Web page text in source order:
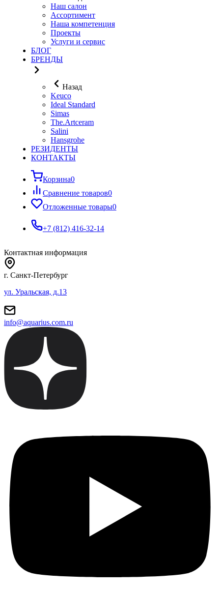
Наш салон
Ассортимент
Наша компетенция
Проекты
Услуги и сервис
БЛОГ
БРЕНДЫ
Назад
Keuco
Ideal Standard
Simas
The.Artceram
Salini
Hansgrohe
РЕЗИДЕНТЫ
КОНТАКТЫ
Корзина0
Сравнение товаров0
Отложенные товары0
+7 (812) 416-32-14
Контактная информация
г. Санкт-Петербург
ул. Уральская, д.13
info@aquarius.com.ru